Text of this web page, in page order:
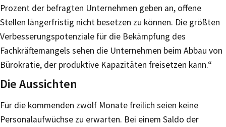
Prozent der befragten Unternehmen geben an, offene
Stellen längerfristig nicht besetzen zu können. Die größten
Verbesserungspotenziale für die Bekämpfung des
Fachkräftemangels sehen die Unternehmen beim Abbau von
Bürokratie, der produktive Kapazitäten freisetzen kann.“
Die Aussichten
Für die kommenden zwölf Monate freilich seien keine
Personalaufwüchse zu erwarten. Bei einem Saldo der